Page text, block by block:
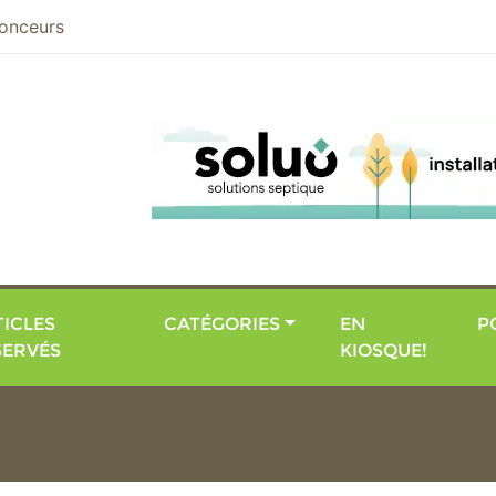
CATÉGORIES
EN
KIOSQUE!